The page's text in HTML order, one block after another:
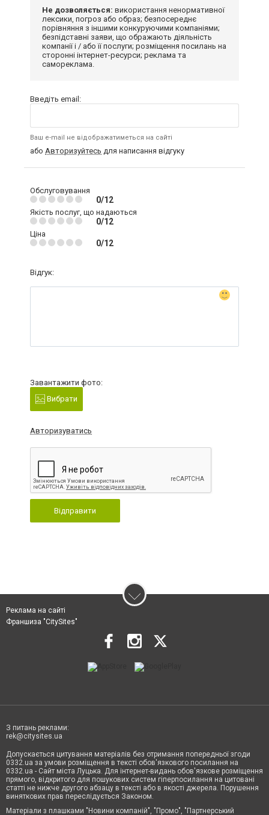
Не дозволяється: використання ненормативної
лексики, погроз або образ; безпосереднє
порівняння з іншими конкуруючими компаніями;
безпідставні заяви, що ображають діяльність
компанії і / або її послуги; розміщення посилань на
сторонні інтернет-ресурси; реклама та
самореклама.
Введіть email:
Ваш e-mail не відображатиметься на сайті
або Авторизуйтесь для написання відгуку
Обслуговування
0/12
Якість послуг, що надаються
0/12
Ціна
0/12
Відгук:
Завантажити фото:
Вибрати
Авторизуватись
Відправити
Реклама на сайті
Франшиза "CitySites"
З питань реклами:
rek@citysites.ua
Допускається цитування матеріалів без отримання попередньої згоди
0332.ua за умови розміщення в тексті обов'язкового посилання на
0332.ua - Сайт міста Луцька. Для інтернет-видань обов'язкове розміщення
прямого, відкритого для пошукових систем гіперпосилання на цитовані
статті не нижче другого абзацу в тексті або в якості джерела. Порушення
виняткових прав переслідується Законом.
Матеріали з плашками "Новини компаній", "Промо", "Партнерський